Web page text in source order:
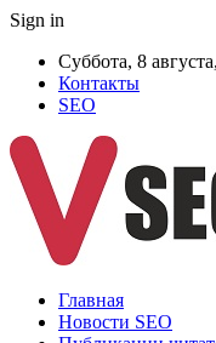
Sign in
Суббота, 8
Контакты
SEO
Главная
Новости SEO